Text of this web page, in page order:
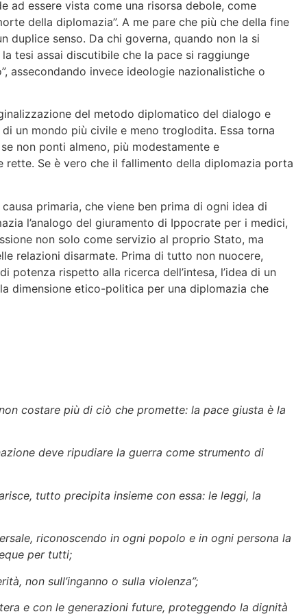
ad essere vista come una risorsa debole, come
della diplomazia”. A me pare che più che della fine
senso. Da chi governa, quando non la si
tesi assai discutibile che la pace si raggiunge
assecondando invece ideologie nazionalistiche o
del metodo diplomatico del dialogo e
un mondo più civile e meno troglodita. Essa torna
non ponti almeno, più modestamente e
Se è vero che il fallimento della diplomazia porta
primaria, che viene ben prima di ogni idea di
l’analogo del giuramento di Ippocrate per i medici,
non solo come servizio al proprio Stato, ma
relazioni disarmate. Prima di tutto non nuocere,
rispetto alla ricerca dell’intesa, l’idea di un
dimensione etico-politica per una diplomazia che
costare più di ciò che promette: la pace giusta è la
deve ripudiare la guerra come strumento di
tutto precipita insieme con essa: le leggi, la
riconoscendo in ogni popolo e in ogni persona la
per tutti;
non sull’inganno o sulla violenza”;
e con le generazioni future, proteggendo la dignità